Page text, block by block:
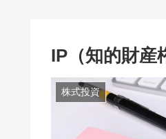
IP（知的財産
株式投資